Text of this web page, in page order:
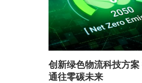
创新绿色物流科技方案
通往零碳未来